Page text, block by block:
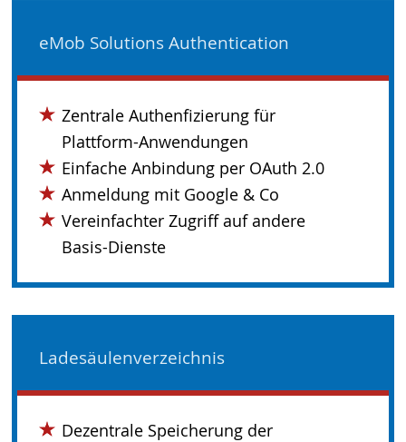
eMob Solutions Authentication
Zentrale Authenfizierung für
Plattform-Anwendungen
Einfache Anbindung per OAuth 2.0
Anmeldung mit Google & Co
Vereinfachter Zugriff auf andere
Basis-Dienste
Ladesäulenverzeichnis
Dezentrale Speicherung der